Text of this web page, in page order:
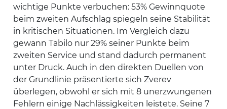
wichtige Punkte verbuchen: 53% Gewinnquote
beim zweiten Aufschlag spiegeln seine Stabilität
in kritischen Situationen. Im Vergleich dazu
gewann Tabilo nur 29% seiner Punkte beim
zweiten Service und stand dadurch permanent
unter Druck. Auch in den direkten Duellen von
der Grundlinie präsentierte sich Zverev
überlegen, obwohl er sich mit 8 unerzwungenen
Fehlern einige Nachlässigkeiten leistete. Seine 7